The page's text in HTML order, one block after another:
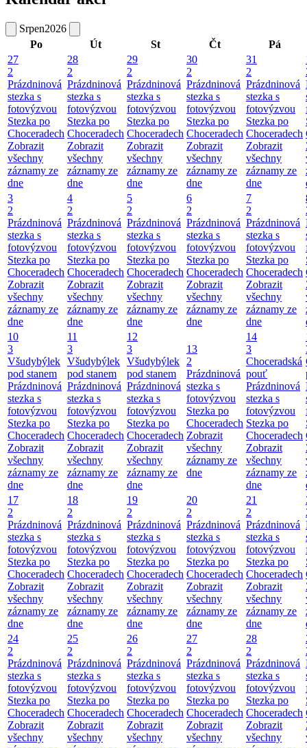
Srpen2026
Po
Út St Čt
Pá
27
2
Prázdninová
stezka s
fotovýzvou
Stezka po
Choceradech
Zobrazit
všechny
záznamy ze
dne
28
2
Prázdninová
stezka s
fotovýzvou
Stezka po
Choceradech
Zobrazit
všechny
záznamy ze
dne
29
2
Prázdninová
stezka s
fotovýzvou
Stezka po
Choceradech
Zobrazit
všechny
záznamy ze
dne
30
2
Prázdninová
stezka s
fotovýzvou
Stezka po
Choceradech
Zobrazit
všechny
záznamy ze
dne
31
2
Prázdninová
stezka s
fotovýzvou
Stezka po
Choceradech
Zobrazit
všechny
záznamy ze
dne
3
2
Prázdninová
stezka s
fotovýzvou
Stezka po
Choceradech
Zobrazit
všechny
záznamy ze
dne
4
2
Prázdninová
stezka s
fotovýzvou
Stezka po
Choceradech
Zobrazit
všechny
záznamy ze
dne
5
2
Prázdninová
stezka s
fotovýzvou
Stezka po
Choceradech
Zobrazit
všechny
záznamy ze
dne
6
2
Prázdninová
stezka s
fotovýzvou
Stezka po
Choceradech
Zobrazit
všechny
záznamy ze
dne
7
2
Prázdninová
stezka s
fotovýzvou
Stezka po
Choceradech
Zobrazit
všechny
záznamy ze
dne
10
3
Všudybýlek
pod stanem
Prázdninová
stezka s
fotovýzvou
Stezka po
Choceradech
Zobrazit
všechny
záznamy ze
dne
11
3
Všudybýlek
pod stanem
Prázdninová
stezka s
fotovýzvou
Stezka po
Choceradech
Zobrazit
všechny
záznamy ze
dne
12
3
Všudybýlek
pod stanem
Prázdninová
stezka s
fotovýzvou
Stezka po
Choceradech
Zobrazit
všechny
záznamy ze
dne
13
2
Prázdninová
stezka s
fotovýzvou
Stezka po
Choceradech
Zobrazit
všechny
záznamy ze
dne
14
3
Choceradská
pouť
Prázdninová
stezka s
fotovýzvou
Stezka po
Choceradech
Zobrazit
všechny
záznamy ze
dne
17
2
Prázdninová
stezka s
fotovýzvou
Stezka po
Choceradech
Zobrazit
všechny
záznamy ze
dne
18
2
Prázdninová
stezka s
fotovýzvou
Stezka po
Choceradech
Zobrazit
všechny
záznamy ze
dne
19
2
Prázdninová
stezka s
fotovýzvou
Stezka po
Choceradech
Zobrazit
všechny
záznamy ze
dne
20
2
Prázdninová
stezka s
fotovýzvou
Stezka po
Choceradech
Zobrazit
všechny
záznamy ze
dne
21
2
Prázdninová
stezka s
fotovýzvou
Stezka po
Choceradech
Zobrazit
všechny
záznamy ze
dne
24
2
Prázdninová
stezka s
fotovýzvou
Stezka po
Choceradech
Zobrazit
všechny
25
2
Prázdninová
stezka s
fotovýzvou
Stezka po
Choceradech
Zobrazit
všechny
26
2
Prázdninová
stezka s
fotovýzvou
Stezka po
Choceradech
Zobrazit
všechny
27
2
Prázdninová
stezka s
fotovýzvou
Stezka po
Choceradech
Zobrazit
všechny
28
2
Prázdninová
stezka s
fotovýzvou
Stezka po
Choceradech
Zobrazit
všechny